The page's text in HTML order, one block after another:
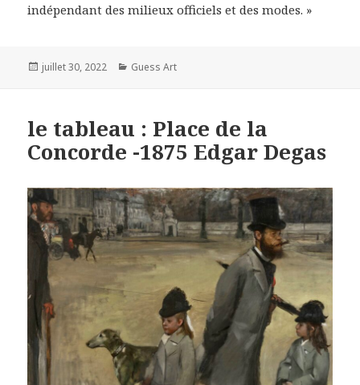
indépendant des milieux officiels et des modes. »
Posted
juillet 30, 2022 Categories
Guess Art
le tableau : Place de la
Concorde -1875 Edgar Degas